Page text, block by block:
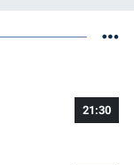
21:30